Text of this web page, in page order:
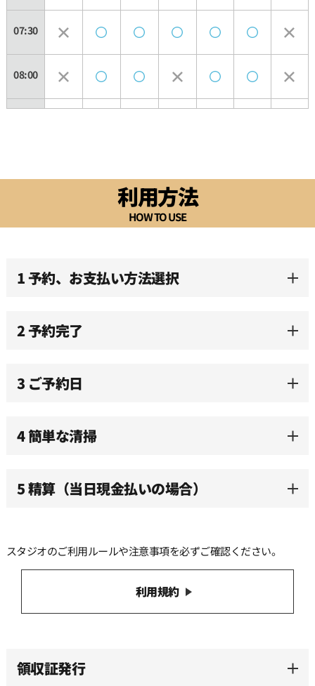
07:30
08:00
11:00
11:30
12:00
利用方法
HOW TO USE
1 予約、お支払い方法選択
2 予約完了
3 ご予約日
4 簡単な清掃
5 精算（当日現金払いの場合）
スタジオのご利用ルールや注意事項を必ずご確認ください。
利用規約
領収証発行